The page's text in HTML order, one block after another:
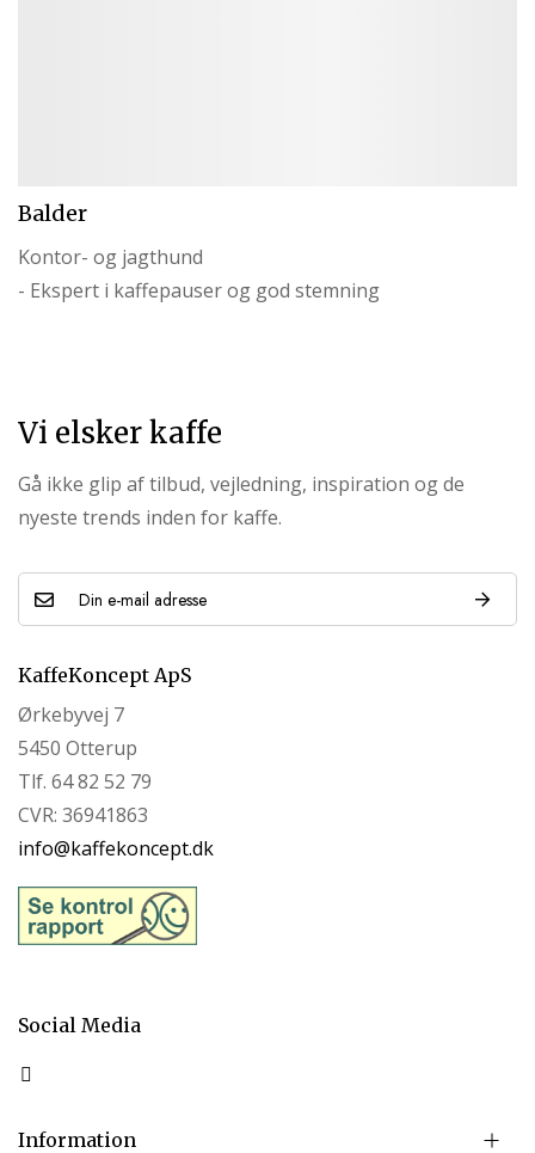
Balder
Kontor- og jagthund
- Ekspert i kaffepauser og god stemning
Vi elsker kaffe
Gå ikke glip af tilbud, vejledning, inspiration og de
nyeste trends inden for kaffe.
KaffeKoncept ApS
Ørkebyvej 7
5450 Otterup
Tlf. 64 82 52 79
CVR: 36941863
info@kaffekoncept.dk
Information
Social Media